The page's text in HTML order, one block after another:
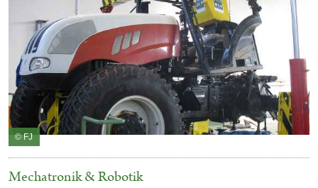
© FJ
Mechatronik & Robotik